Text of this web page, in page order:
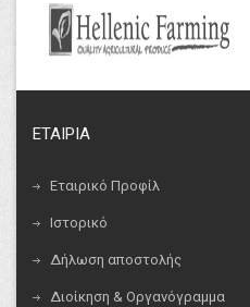
ΕΤΑΙΡΙΑ
Εταιρικό Προφίλ
Ιστορικό
Δήλωση αποστολής
Διοίκηση & Οργανόγραμμα